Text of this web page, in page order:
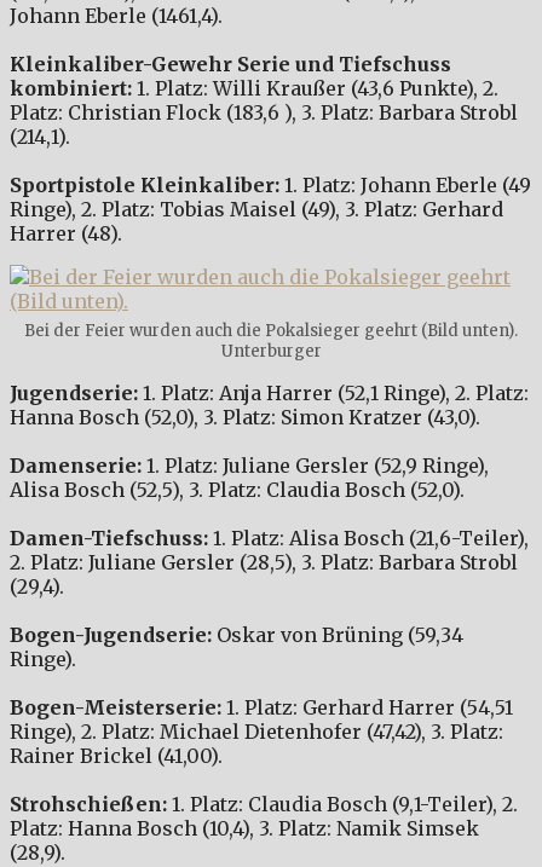
Johann Eberle (1461,4).
Kleinkaliber-Gewehr Serie und Tiefschuss
kombiniert: 1. Platz: Willi Kraußer (43,6 Punkte), 2.
Platz: Christian Flock (183,6 ), 3. Platz: Barbara Strobl
(214,1).
Sportpistole Kleinkaliber: 1. Platz: Johann Eberle (49
Ringe), 2. Platz: Tobias Maisel (49), 3. Platz: Gerhard
Harrer (48).
Bei der Feier wurden auch die Pokalsieger geehrt (Bild unten).
Unterburger
Jugendserie: 1. Platz: Anja Harrer (52,1 Ringe), 2. Platz:
Hanna Bosch (52,0), 3. Platz: Simon Kratzer (43,0).
Damenserie: 1. Platz: Juliane Gersler (52,9 Ringe),
Alisa Bosch (52,5), 3. Platz: Claudia Bosch (52,0).
Damen-Tiefschuss: 1. Platz: Alisa Bosch (21,6-Teiler),
2. Platz: Juliane Gersler (28,5), 3. Platz: Barbara Strobl
(29,4).
Bogen-Jugendserie: Oskar von Brüning (59,34
Ringe).
Bogen-Meisterserie: 1. Platz: Gerhard Harrer (54,51
Ringe), 2. Platz: Michael Dietenhofer (47,42), 3. Platz:
Rainer Brickel (41,00).
Strohschießen: 1. Platz: Claudia Bosch (9,1-Teiler), 2.
Platz: Hanna Bosch (10,4), 3. Platz: Namik Simsek
(28,9).